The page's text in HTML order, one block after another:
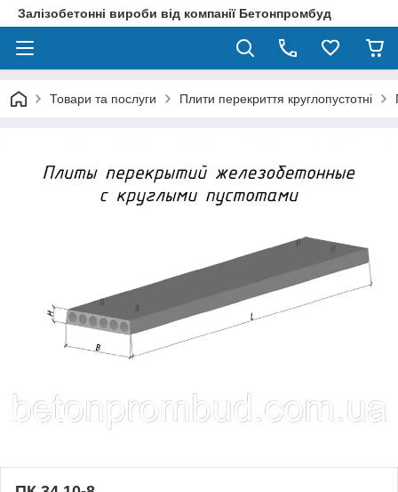
Залізобетонні вироби від компанії Бетонпромбуд
Товари та послуги Плити перекриття круглопустотні